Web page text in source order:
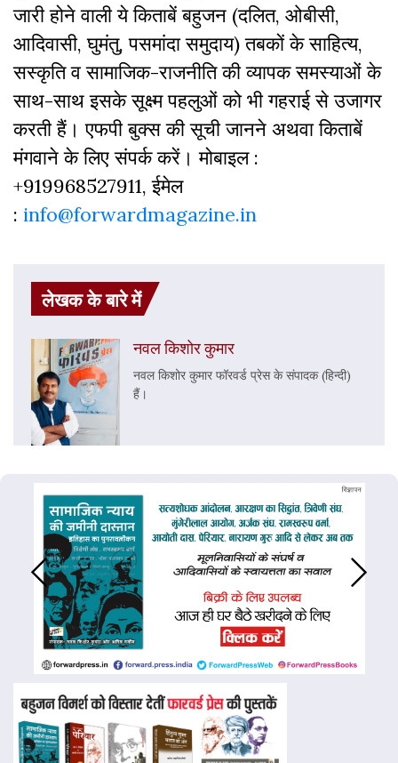
जारी होने वाली ये किताबें बहुजन (दलित, ओबीसी,
आदिवासी, घुमंतु, पसमांदा समुदाय) तबकों के साहित्‍य,
सस्‍क‍ृति व सामाजिक-राजनीति की व्‍यापक समस्‍याओं के
साथ-साथ इसके सूक्ष्म पहलुओं को भी गहराई से उजागर
करती हैं। एफपी बुक्‍स की सूची जानने अथवा किताबें
मंगवाने के लिए संपर्क करें। मोबाइल :
+919968527911, ईमेल
: info@forwardmagazine.in
लेखक के बारे में
नवल किशोर कुमार
नवल किशोर कुमार फॉरवर्ड प्रेस के संपादक (हिन्दी)
हैं।